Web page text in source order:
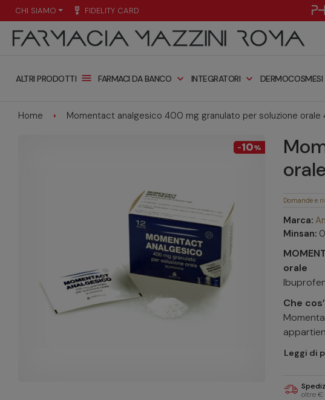
CHI SIAMO military_tech FIDELITY CARD
ALTRI PRODOTTI menu FARMACI DA BANCO expand_more INTEGRATORI expand_more DERMOCOSMESI
Home Momentact analgesico 400 mg granulato per soluzione
-10%
Domande e
Marca:
Minsan:
orale
Che
Leggi di
oltre €